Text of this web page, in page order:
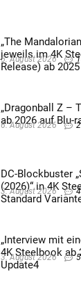
„The
jeweils im 4K
Release) ab
5. August 2026
„Dragonball Z –
ab 2026 auf Blu-
6. August 2026
DC-Blockbuster
(2026)“ in 4K
Standard
3. August 2026
„Interview mit
4K Steelbook ab
Update4
3. August 2026